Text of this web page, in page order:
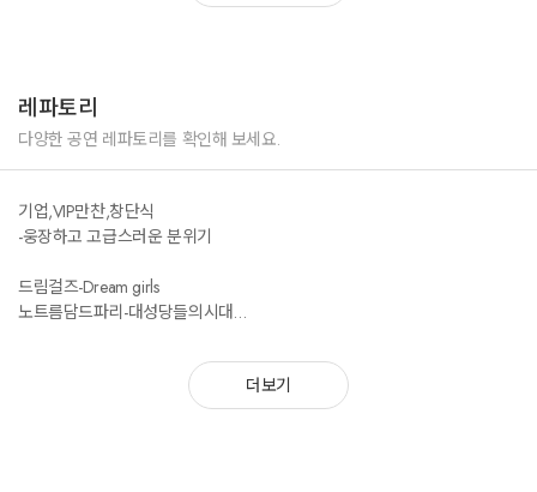
Mizuno Golf Launchinh Festival
World Ocean Forum
한국증권 기업행사
현대자동차 신차 프로모션 개막공연
효성그룹 송년회
삼성전자 신제품런칭
그린손해보험 시상식 축하공연
레파토리
다양한 공연 레파토리를 확인해 보세요.
기업,VIP만찬,창단식
-웅장하고 고급스러운 분위기
드림걸즈-Dream girls
노트름담드파리-대성당들의시대
레이제라블-Do you here the people sing
더보기